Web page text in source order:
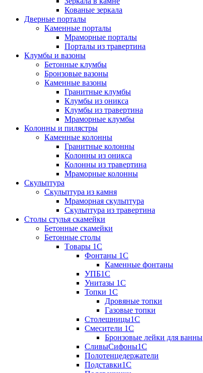
Кованые зеркала
Дверные порталы
Каменные порталы
Мраморные порталы
Порталы из травертина
Клумбы и вазоны
Бетонные клумбы
Бронзовые вазоны
Каменные вазоны
Гранитные клумбы
Клумбы из оникса
Клумбы из травертина
Мраморные клумбы
Колонны и пилястры
Каменные колонны
Гранитные колонны
Колонны из оникса
Колонны из травертина
Мраморные колонны
Скульптура
Скульптура из камня
Мраморная скульптура
Скульптура из травертина
Столы стулья скамейки
Бетонные скамейки
Бетонные столы
Tовары 1C
Фонтаны 1C
Каменные фонтаны
УПБ1С
Унитазы 1С
Топки 1С
Дровяные топки
Газовые топки
Столешницы1С
Смесители 1С
Бронзовые лейки для ванны
СливыСифоны1С
Полотенцедержатели
Подставки1С